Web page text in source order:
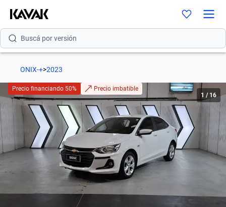
Buscá por modelo
Buscá por versión
Buscá por marca
Buscá por modelo
Buscá por versión
Buscá por año
ONIX-+>2023
Precio financiando 50%
Precio imbatible
1 / 16